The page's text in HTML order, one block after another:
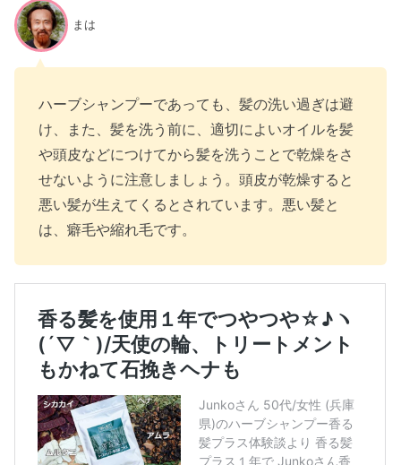
まは
ハーブシャンプーであっても、髪の洗い過ぎは避
け、また、髪を洗う前に、適切によいオイルを髪
や頭皮などにつけてから髪を洗うことで乾燥をさ
せないように注意しましょう。頭皮が乾燥すると
悪い髪が生えてくるとされています。悪い髪と
は、癖毛や縮れ毛です。